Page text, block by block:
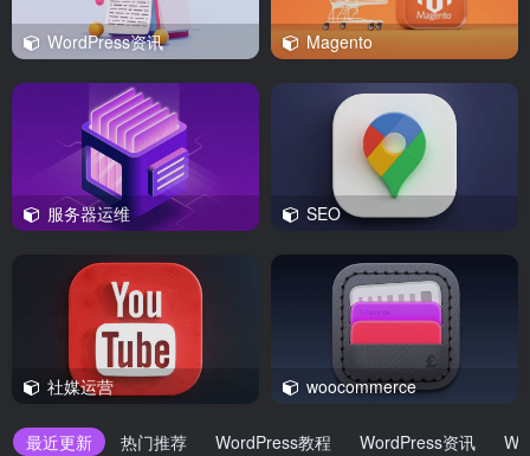
WordPress资讯 Magento
服务器运维 SEO
社媒运营 woocommerce
最近更新 热门推荐 WordPress教程 WordPress资讯